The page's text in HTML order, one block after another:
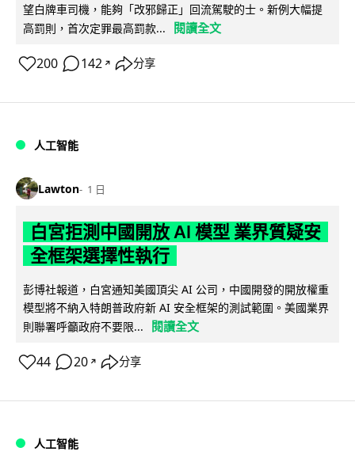
望白牌車司機，能夠「改邪歸正」回流駕駛的士。新例大幅提
高罰則，首次定罪最高罰款...
閱讀全文
200 142 ↗ 分享
人工智能
Lawton 1 日
白宮拒測中國開放 AI 模型 業界質疑安
全框架選擇性執行
彭博社報道，白宮通知美國頂尖 AI 公司，中國開發的開放權重
模型將不納入特朗普政府新 AI 安全框架的測試範圍。美國業界
則聯署呼籲政府不要限...
閱讀全文
44 20 ↗ 分享
人工智能